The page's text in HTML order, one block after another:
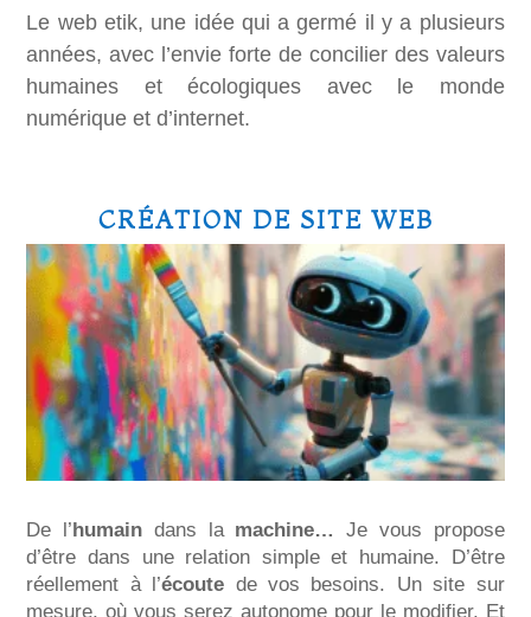
Le web etik, une idée qui a germé il y a plusieurs
années, avec l’envie forte de concilier des valeurs
humaines et écologiques avec le monde
numérique et d’internet.
CRÉATION DE SITE WEB
De l’humain dans la machine…
Je vous propose
d’être dans une relation simple et humaine. D’être
réellement à l’écoute de vos besoins. Un site sur
mesure, où vous serez autonome pour le modifier. Et